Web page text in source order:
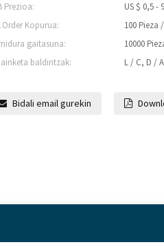
Prezioa:
US $ 0,5 -
Kopurua:
100 Pieza
gaitasuna:
10000
baldintzak:
L / C, D /
Bidali email gurekin